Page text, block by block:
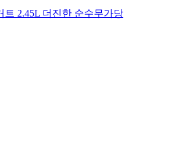
트 2.45L 더진한 순수무가당